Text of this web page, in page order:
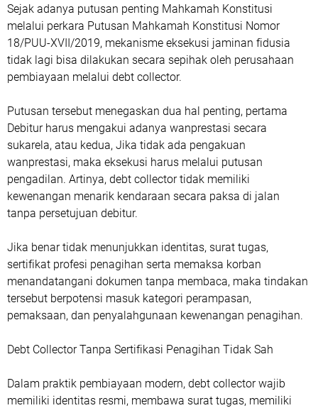
Sejak adanya putusan penting Mahkamah Konstitusi
melalui perkara Putusan Mahkamah Konstitusi Nomor
18/PUU-XVII/2019, mekanisme eksekusi jaminan fidusia
tidak lagi bisa dilakukan secara sepihak oleh perusahaan
pembiayaan melalui debt collector.
Putusan tersebut menegaskan dua hal penting, pertama
Debitur harus mengakui adanya wanprestasi secara
sukarela, atau kedua, Jika tidak ada pengakuan
wanprestasi, maka eksekusi harus melalui putusan
pengadilan. Artinya, debt collector tidak memiliki
kewenangan menarik kendaraan secara paksa di jalan
tanpa persetujuan debitur.
Jika benar tidak menunjukkan identitas, surat tugas,
sertifikat profesi penagihan serta memaksa korban
menandatangani dokumen tanpa membaca, maka tindakan
tersebut berpotensi masuk kategori perampasan,
pemaksaan, dan penyalahgunaan kewenangan penagihan.
Debt Collector Tanpa Sertifikasi Penagihan Tidak Sah
Dalam praktik pembiayaan modern, debt collector wajib
memiliki identitas resmi, membawa surat tugas, memiliki